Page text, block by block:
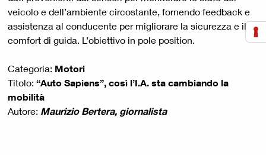
veicolo e dell’ambiente circostante, fornendo feedback e
assistenza al conducente per migliorare la sicurezza e il
comfort di guida. L’obiettivo in pole position.
Categoria: Motori
Titolo: “Auto Sapiens”, così l’I.A. sta cambiando la
mobilità
Autore: Maurizio Bertera, giornalista